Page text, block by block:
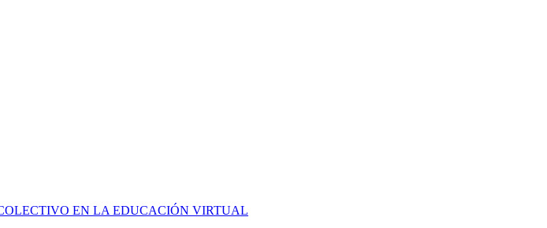
EN LA EDUCACIÓN VIRTUAL